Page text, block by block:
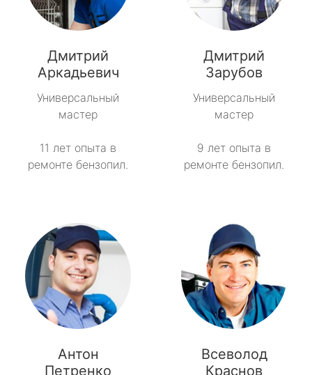
Дмитрий
Аркадьевич
Универсальный
мастер
11 лет опыта в
ремонте бензопил.
Дмитрий
Зарубов
Универсальный
мастер
9 лет опыта в
ремонте бензопил.
Антон
Петренко
Всеволод
Краснов